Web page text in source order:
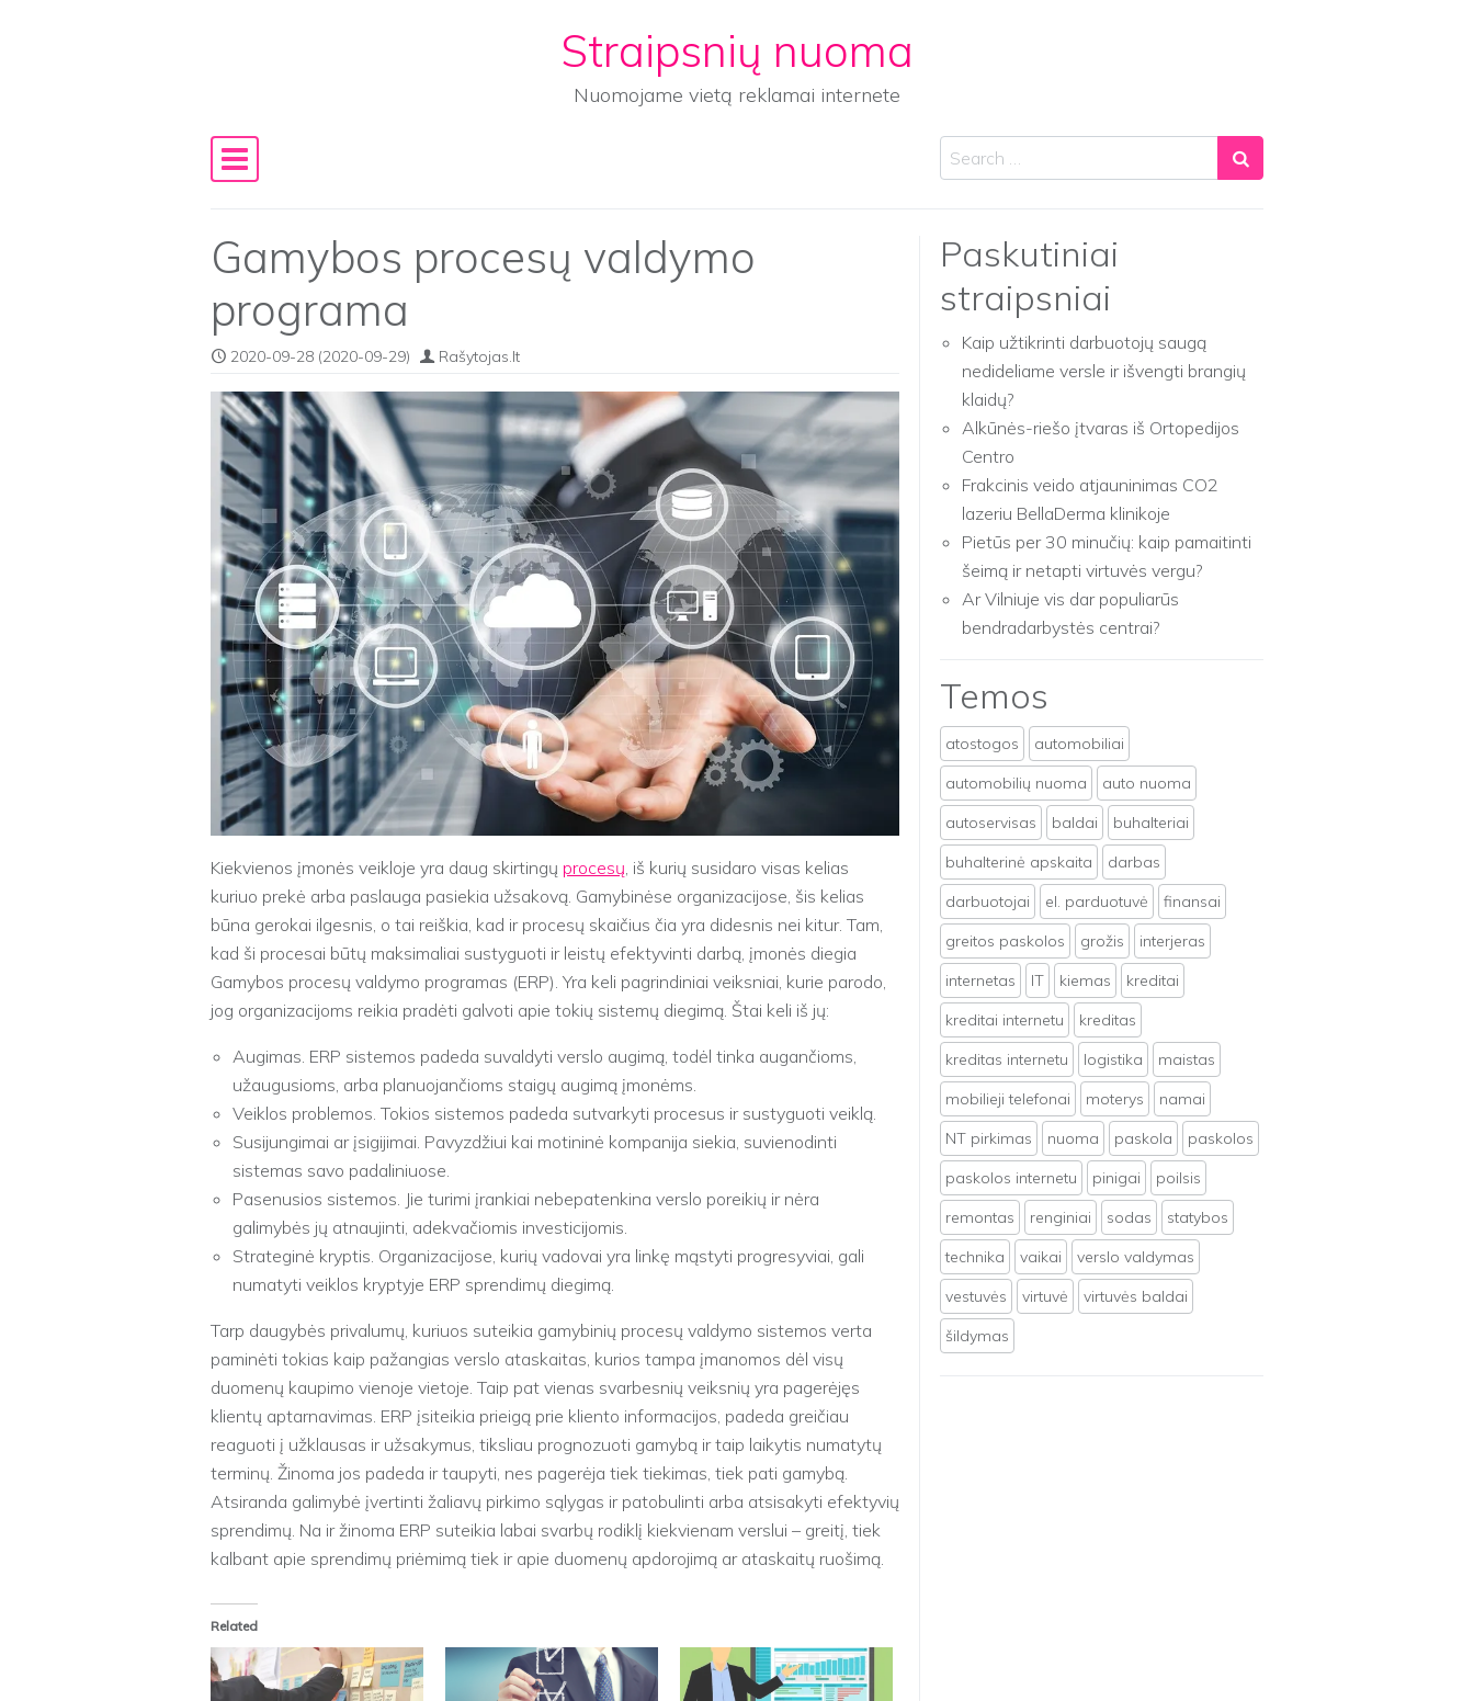
Straipsnių nuoma
Nuomojame vietą reklamai internete
Main Navigation
Search
Gamybos procesų valdymo
programa
2020-09-28 (2020-09-29) Rašytojas.lt
Kiekvienos įmonės veikloje yra daug skirtingų procesų , iš kurių susidaro visas kelias
kuriuo prekė arba paslauga pasiekia užsakovą. Gamybinėse organizacijose, šis kelias
būna gerokai ilgesnis, o tai reiškia, kad ir procesų skaičius čia yra didesnis nei kitur. Tam,
kad ši procesai būtų maksimaliai sustyguoti ir leistų efektyvinti darbą, įmonės diegia
Gamybos procesų valdymo programas (ERP). Yra keli pagrindiniai veiksniai, kurie parodo,
jog organizacijoms reikia pradėti galvoti apie tokių sistemų diegimą. Štai keli iš jų:
Augimas. ERP sistemos padeda suvaldyti verslo augimą, todėl tinka augančioms,
užaugusioms, arba planuojančioms staigų augimą įmonėms.
Veiklos problemos. Tokios sistemos padeda sutvarkyti procesus ir sustyguoti veiklą.
Susijungimai ar įsigijimai. Pavyzdžiui kai motininė kompanija siekia, suvienodinti
sistemas savo padaliniuose.
Pasenusios sistemos. Jie turimi įrankiai nebepatenkina verslo poreikių ir nėra
galimybės jų atnaujinti, adekvačiomis investicijomis.
Strateginė kryptis. Organizacijose, kurių vadovai yra linkę mąstyti progresyviai, gali
numatyti veiklos kryptyje ERP sprendimų diegimą.
Tarp daugybės privalumų, kuriuos suteikia gamybinių procesų valdymo sistemos verta
paminėti tokias kaip pažangias verslo ataskaitas, kurios tampa įmanomos dėl visų
duomenų kaupimo vienoje vietoje. Taip pat vienas svarbesnių veiksnių yra pagerėjęs
klientų aptarnavimas. ERP įsiteikia prieigą prie kliento informacijos, padeda greičiau
reaguoti į užklausas ir užsakymus, tiksliau prognozuoti gamybą ir taip laikytis numatytų
terminų. Žinoma jos padeda ir taupyti, nes pagerėja tiek tiekimas, tiek pati gamybą.
Atsiranda galimybė įvertinti žaliavų pirkimo sąlygas ir patobulinti arba atsisakyti efektyvių
sprendimų. Na ir žinoma ERP suteikia labai svarbų rodiklį kiekvienam verslui – greitį, tiek
kalbant apie sprendimų priėmimą tiek ir apie duomenų apdorojimą ar ataskaitų ruošimą.
Related
Paskutiniai
straipsniai
Kaip užtikrinti darbuotojų saugą
nedideliame versle ir išvengti brangių
klaidų?
Alkūnės-riešo įtvaras iš Ortopedijos
Centro
Frakcinis veido atjauninimas CO2
lazeriu BellaDerma klinikoje
Pietūs per 30 minučių: kaip pamaitinti
šeimą ir netapti virtuvės vergu?
Ar Vilniuje vis dar populiarūs
bendradarbystės centrai?
Temos
atostogos
automobiliai
automobilių nuoma
auto nuoma
autoservisas
baldai
buhalteriai
buhalterinė apskaita
darbas
darbuotojai
el. parduotuvė
finansai
greitos paskolos
grožis
interjeras
internetas
IT kiemas
kreditai
kreditai internetu
kreditas
kreditas internetu
logistika
maistas
mobilieji telefonai
moterys
namai
NT pirkimas
nuoma paskola
paskolos
paskolos internetu
pinigai
poilsis
remontas
renginiai sodas
statybos
technika
vaikai
verslo valdymas
vestuvės
virtuvė
virtuvės baldai
šildymas